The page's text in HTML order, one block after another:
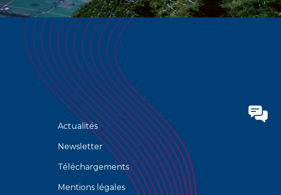
Actualités
Newsletter
Téléchargements
Mentions légales